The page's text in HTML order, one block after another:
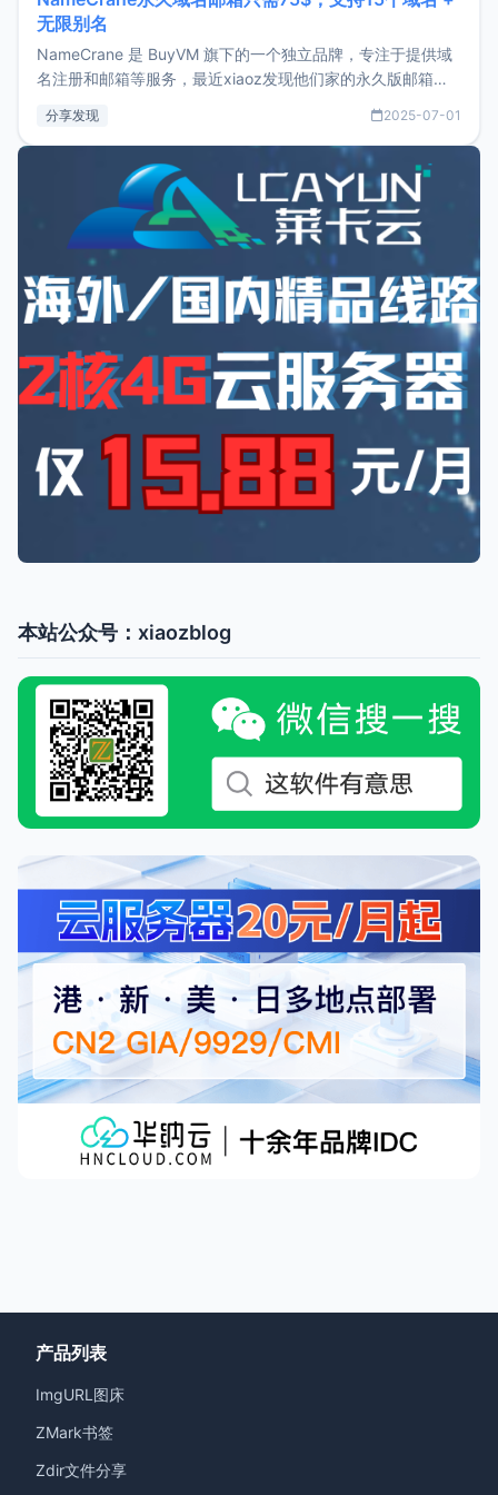
无限别名
NameCrane 是 BuyVM 旗下的一个独立品牌，专注于提供域
名注册和邮箱等服务，最近xiaoz发现他们家的永久版邮箱服
又实惠的域名邮箱，不妨尝试一下 NameCrane。注册
NameCraneNameCrane不支持直接注册，必须要购买
分享发现 2025-07-01
本站公众号：xiaozblog
产品列表
ImgURL图床
ZMark书签
Zdir文件分享